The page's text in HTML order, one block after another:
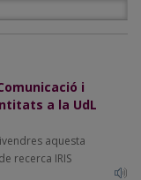
i
a la UdL
aquesta
recerca IRIS